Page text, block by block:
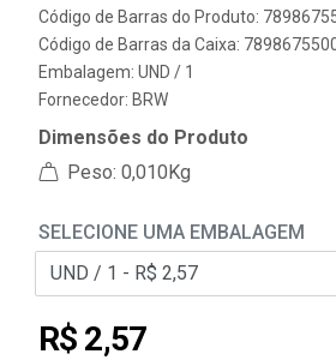
Código de Barras do Produto:
Código de Barras da Caixa:
Embalagem: UND / 1
Fornecedor: BRW
Dimensões do Produto
Peso: 0,010Kg
SELECIONE UMA EMBALAGEM
R$ 2,57